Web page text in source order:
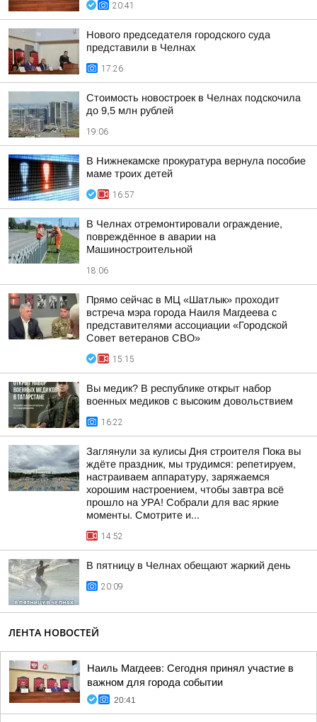
20:41
Нового председателя городского суда
представили в Челнах
17:26
Стоимость новостроек в Челнах подскочила
до 9,5 млн рублей
19:06
В Нижнекамске прокуратура вернула пособие
маме троих детей
16:57
В Челнах отремонтировали ограждение,
повреждённое в аварии на
Машиностроительной
18:06
Прямо сейчас в МЦ «Шатлык» проходит
встреча мэра города Наиля Магдеева с
представителями ассоциации «Городской
Совет ветеранов СВО»
15:15
Вы медик? В республике открыт набор
военных медиков с высоким довольствием
16:22
Заглянули за кулисы Дня строителя Пока вы
ждёте праздник, мы трудимся: репетируем,
настраиваем аппаратуру, заряжаемся
хорошим настроением, чтобы завтра всё
прошло на УРА! Собрали для вас яркие
моменты. Смотрите и...
14:52
В пятницу в Челнах обещают жаркий день
20:09
ЛЕНТА НОВОСТЕЙ
Наиль Магдеев: Сегодня принял участие в
важном для города событии
20:41